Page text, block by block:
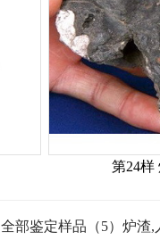
第24样
全部鉴定样品（5）